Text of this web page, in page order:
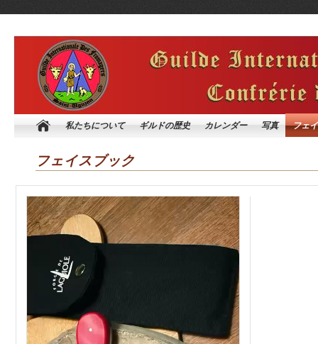
私たちについて ギルドの歴史 カレンダー 写真 フェ
フェイスブック